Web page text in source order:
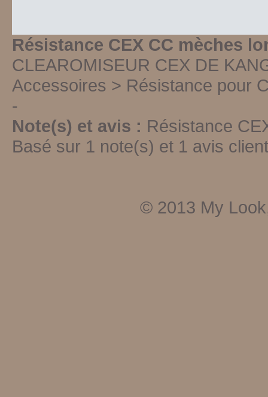
Résistance CEX CC mèches
CLEAROMISEUR CEX DE
Accessoires > Résistance pour
-
Note(s) et avis : Résistance
Basé sur 1 note(s) et 1 avis
© 2013 My Look